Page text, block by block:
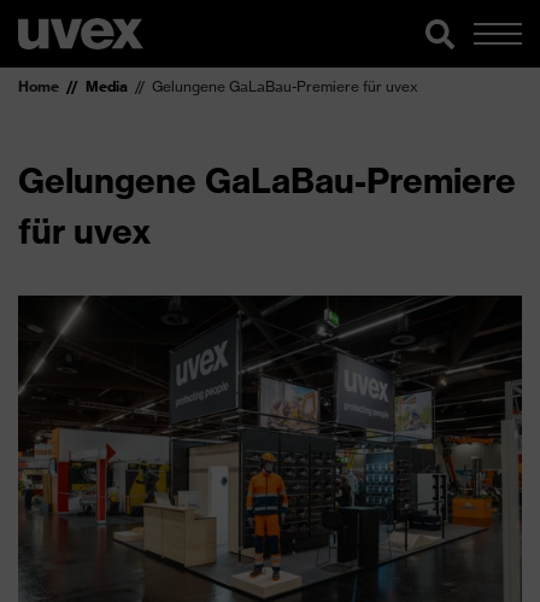
Home Media Gelungene GaLaBau-Premiere für uvex
Gelungene GaLaBau-Premiere
für uvex